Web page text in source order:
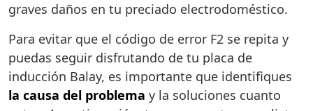
graves daños en tu preciado electrodoméstico.
Para evitar que el código de error F2 se repita y
puedas seguir disfrutando de tu placa de
inducción Balay, es importante que identifiques
la causa del problema y la soluciones cuanto